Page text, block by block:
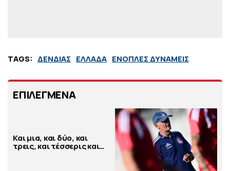
TAGS: ΔΕΝΔΙΑΣ ΕΛΛΑΔΑ ΕΝΟΠΛΕΣ ΔΥΝΑΜΕΙΣ
ΕΠΙΛΕΓΜΕΝΑ
Και μια, και δύο, και
τρεις, και τέσσερις και…